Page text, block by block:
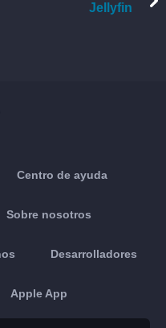
Jellyfin
Centro de ayuda
Sobre nosotros
Desarrolladores
Apple App